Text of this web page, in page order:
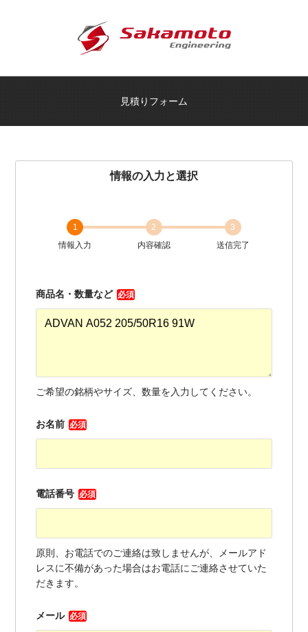
見積りフォーム
情報の入力と選択
1
情報入力
2
内容確認
3
送信完了
商品名・数量など 必須
ご希望の銘柄やサイズ、数量を入力してください。
お名前 必須
電話番号 必須
原則、お電話でのご連絡は致しませんが、メールアド
レスに不備があった場合はお電話にご連絡させていた
だきます。
メール 必須